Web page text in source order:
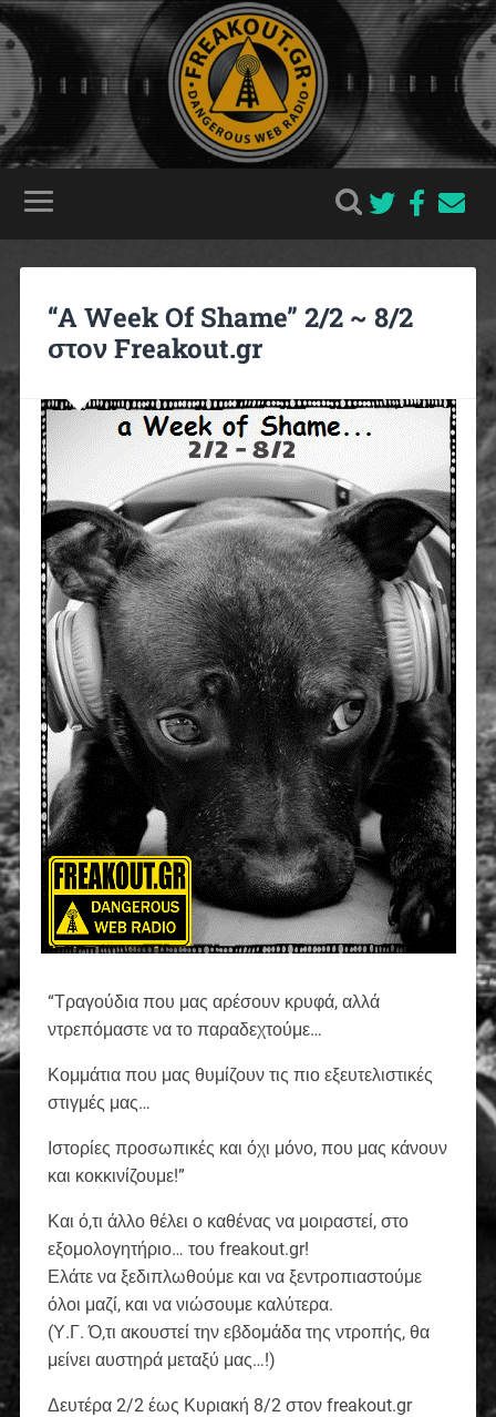
“A Week Of Shame” 2/2 ~ 8/2
στον Freakout.gr
“Τραγούδια που μας αρέσουν κρυφά, αλλά
ντρεπόμαστε να το παραδεχτούμε…
Κομμάτια που μας θυμίζουν τις πιο εξευτελιστικές
στιγμές μας…
Ιστορίες προσωπικές και όχι μόνο, που μας κάνουν
και κοκκινίζουμε!”
Και ό,τι άλλο θέλει ο καθένας να μοιραστεί, στο
εξομολογητήριο… του freakout.gr!
Ελάτε να ξεδιπλωθούμε και να ξεντροπιαστούμε
όλοι μαζί, και να νιώσουμε καλύτερα.
(Υ.Γ. Ό,τι ακουστεί την εβδομάδα της ντροπής, θα
μείνει αυστηρά μεταξύ μας…!)
Δευτέρα 2/2 έως Κυριακή 8/2 στον freakout.gr